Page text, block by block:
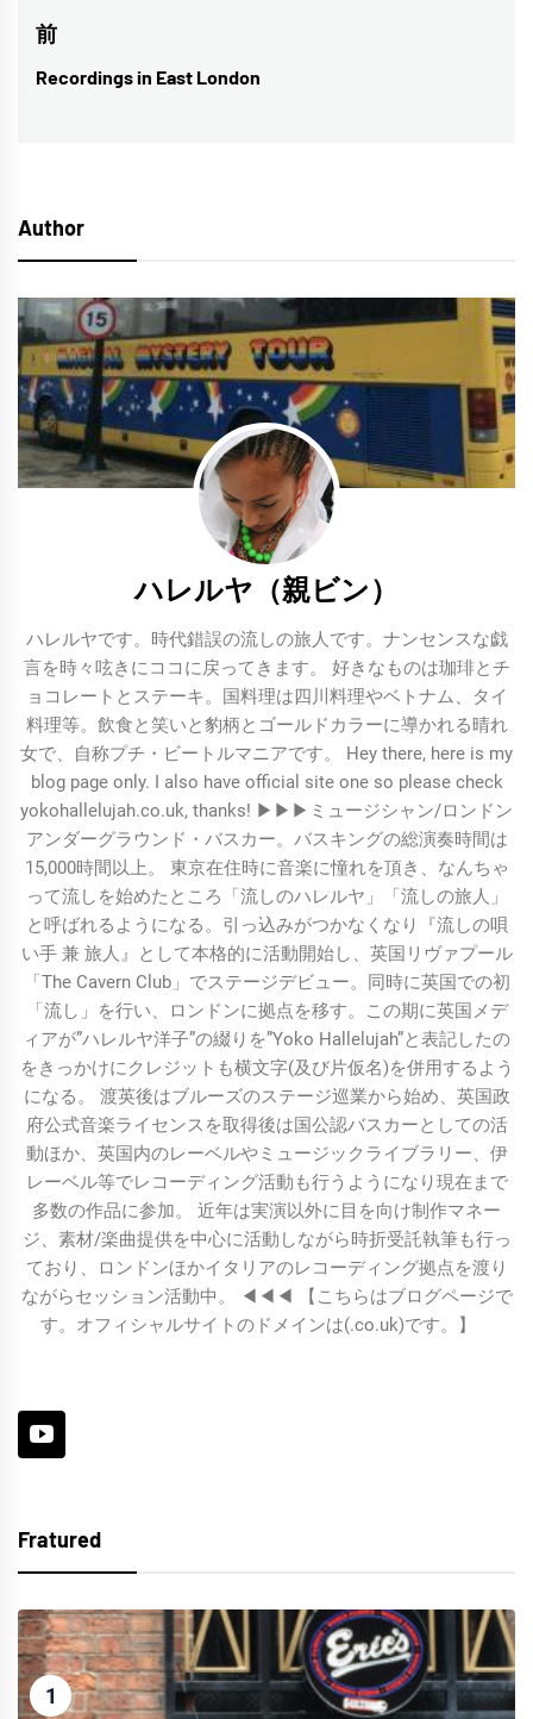
投
稿
ー
シ
ョ
ン
前
前
Recordings in East London
Author
ハレルヤ（親ビン）
ハレルヤです。時代錯誤の流しの旅人です。ナンセンスな戯
言を時々呟きにココに戻ってきます。 好きなものは珈琲とチ
ョコレートとステーキ。国料理は四川料理やベトナム、タイ
料理等。飲食と笑いと豹柄とゴールドカラーに導かれる晴れ
女で、自称プチ・ビートルマニアです。 Hey there, here is my
blog page only. I also have official site one so please check
yokohallelujah.co.uk, thanks! ▶︎▶︎▶︎ミュージシャン/ロンドン
アンダーグラウンド・バスカー。バスキングの総演奏時間は
15,000時間以上。 東京在住時に音楽に憧れを頂き、なんちゃ
って流しを始めたところ「流しのハレルヤ」「流しの旅人」
と呼ばれるようになる。引っ込みがつかなくなり『流しの唄
い手 兼 旅人』として本格的に活動開始し、英国リヴァプール
「The Cavern Club」でステージデビュー。同時に英国での初
「流し」を行い、ロンドンに拠点を移す。この期に英国メデ
ィアが”ハレルヤ洋子”の綴りを”Yoko Hallelujah”と表記したの
をきっかけにクレジットも横文字(及び片仮名)を併用するよう
になる。 渡英後はブルーズのステージ巡業から始め、英国政
府公式音楽ライセンスを取得後は国公認バスカーとしての活
動ほか、英国内のレーベルやミュージックライブラリー、伊
レーベル等でレコーディング活動も行うようになり現在まで
多数の作品に参加。 近年は実演以外に目を向け制作マネー
ジ、素材/楽曲提供を中心に活動しながら時折受託執筆も行っ
ており、ロンドンほかイタリアのレコーディング拠点を渡り
ながらセッション活動中。 ◀︎◀︎◀︎ 【こちらはブログページで
す。オフィシャルサイトのドメインは(.co.uk)です。】
Fratured
1